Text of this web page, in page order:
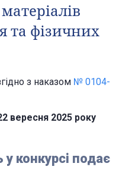
та фізичних
з наказом № 0104-
вересня 2025 року
конкурсі подає